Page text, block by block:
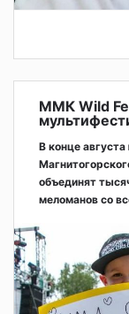
ММК Wild
В конце
объединят
меломанов со